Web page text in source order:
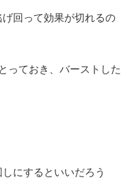
回って効果が切れるの
っておき、バーストした
にするといいだろう